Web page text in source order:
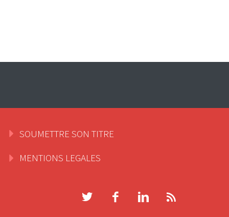
SOUMETTRE SON TITRE
MENTIONS LEGALES